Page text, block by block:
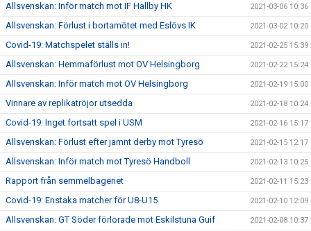
Allsvenskan: Inför match mot IF Hallby HK 2021-03-06 10:36
Allsvenskan: Förlust i bortamötet med Eslövs IK 2021-03-02 10:20
Covid-19: Matchspelet ställs in! 2021-02-25 15:39
Allsvenskan: Hemmaförlust mot OV Helsingborg 2021-02-22 15:24
Allsvenskan: Inför match mot OV Helsingborg 2021-02-19 15:00
Vinnare av replikatröjor utsedda 2021-02-18 10:24
Covid-19: Inget fortsatt spel i USM 2021-02-16 15:17
Allsvenskan: Förlust efter jämnt derby mot Tyresö 2021-02-15 12:17
Allsvenskan: Inför match mot Tyresö Handboll 2021-02-13 10:25
Rapport från semmelbageriet 2021-02-11 15:23
Covid-19: Enstaka matcher för U8-U15 2021-02-10 12:09
Allsvenskan: GT Söder förlorade mot Eskilstuna Guif 2021-02-08 10:37